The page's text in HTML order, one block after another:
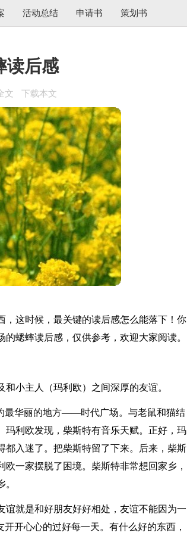
活动总结 申请书 策划书
读后感
文 下载本文
，这时候，最关键的读后感怎么能落下！你
蟋蟀读后感，仅供参考，欢迎大家阅读。
小主人（玛利欧）之间深厚的友谊。
最华丽的地方——时代广场。与老鼠和猫结
利欧发现，柴斯特有音乐天赋。正好，玛
都入迷了。把柴斯特留了下来。后来，柴斯
一家摆脱了困境。柴斯特非常想回家乡，
就是和好朋友好好相处，友谊不能因为一
开心心的过好每一天。有什么好的东西，